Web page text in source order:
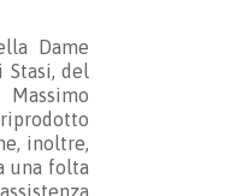
Dame
Stasi, del
Massimo
inoltre,
una folta